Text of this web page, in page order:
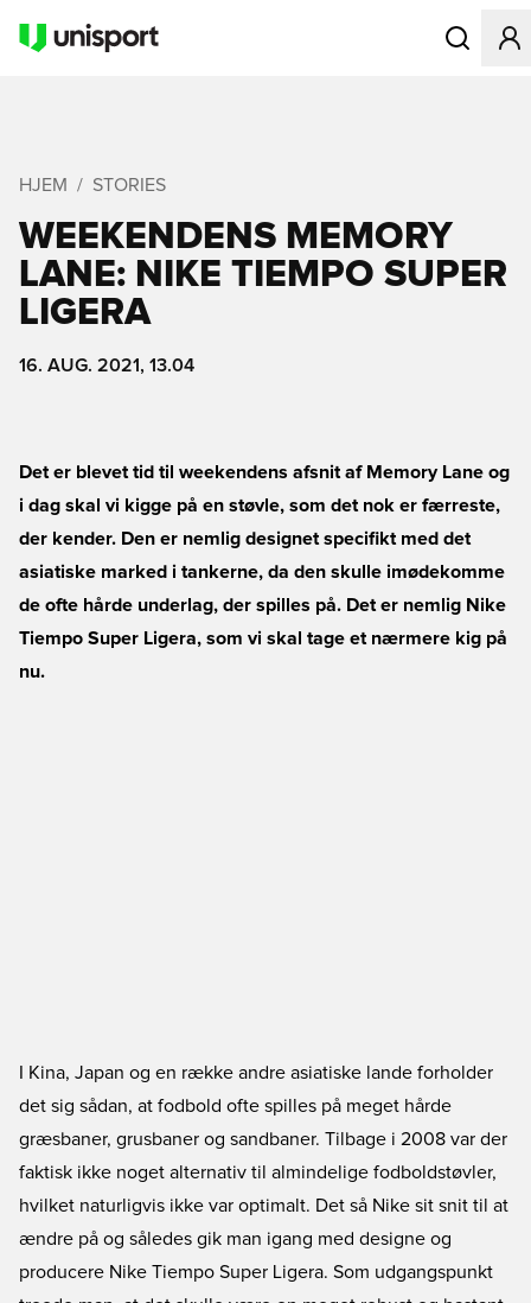
Åbner en
HJEM STORIES
WEEKENDENS MEMORY
LANE: NIKE TIEMPO SUPER
LIGERA
16. AUG. 2021, 13.04
Det er blevet tid til weekendens afsnit af Memory Lane og
i dag skal vi kigge på en støvle, som det nok er færreste,
der kender. Den er nemlig designet specifikt med det
asiatiske marked i tankerne, da den skulle imødekomme
de ofte hårde underlag, der spilles på. Det er nemlig Nike
Tiempo Super Ligera, som vi skal tage et nærmere kig på
nu.
I Kina, Japan og en række andre asiatiske lande forholder
det sig sådan, at fodbold ofte spilles på meget hårde
græsbaner, grusbaner og sandbaner. Tilbage i 2008 var der
faktisk ikke noget alternativ til almindelige fodboldstøvler,
hvilket naturligvis ikke var optimalt. Det så Nike sit snit til at
ændre på og således gik man igang med designe og
producere Nike Tiempo Super Ligera. Som udgangspunkt